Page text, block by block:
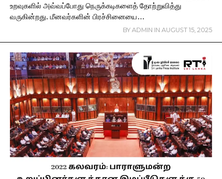
உறவுகளில் அவ்வப்போது நெருக்கடிகளைத் தோற்றுவித்து
வருகின்றது. மீனவர்களின் பிரச்சினையை…
BY ADMIN IN AUGUST 15, 2025